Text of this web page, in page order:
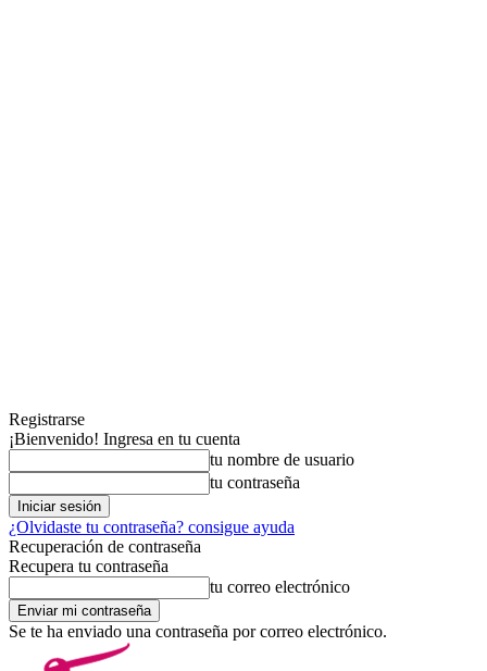
Registrarse
¡Bienvenido! Ingresa en tu cuenta
tu nombre de usuario
tu contraseña
¿Olvidaste tu contraseña? consigue ayuda
Recuperación de contraseña
Recupera tu contraseña
tu correo electrónico
Se te ha enviado una contraseña por correo electrónico.